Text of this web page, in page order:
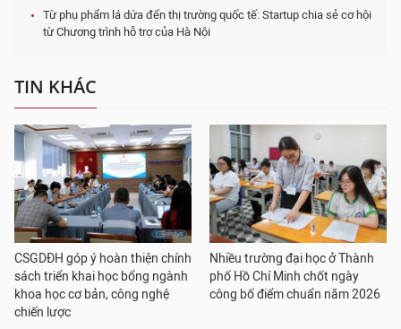
Từ phụ phẩm lá dứa đến thị trường quốc tế: Startup chia sẻ cơ hội
từ Chương trình hỗ trợ của Hà Nội
TIN KHÁC
CSGDĐH góp ý hoàn thiện chính
sách triển khai học bổng ngành
khoa học cơ bản, công nghệ
chiến lược
Nhiều trường đại học ở Thành
phố Hồ Chí Minh chốt ngày
công bố điểm chuẩn năm 2026